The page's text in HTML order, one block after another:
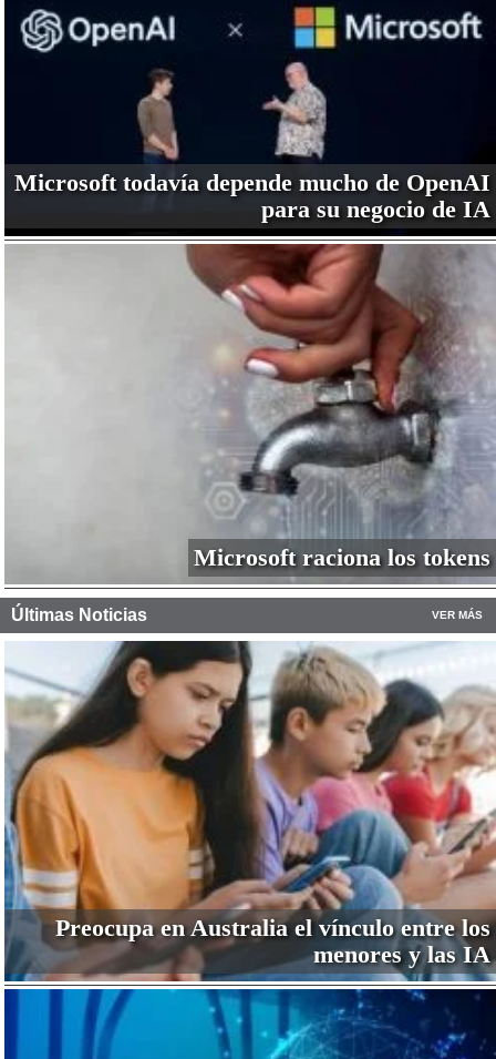
Microsoft todavía depende mucho de OpenAI
para su negocio de IA
Microsoft raciona los tokens
Últimas Noticias VER MÁS
Preocupa en Australia el vínculo entre los
menores y las IA